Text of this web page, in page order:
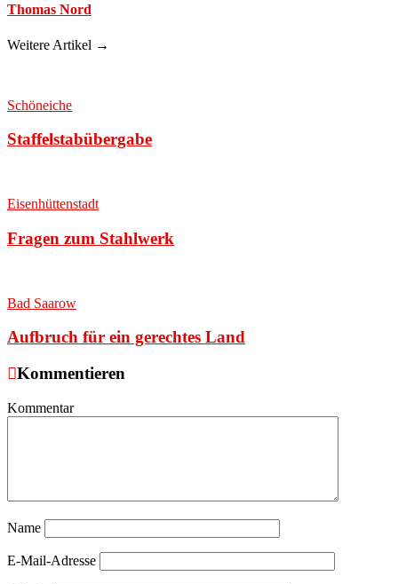
Thomas Nord
Weitere Artikel →
Schöneiche
Staffelstabübergabe
Eisenhüttenstadt
Fragen zum Stahlwerk
Bad Saarow
Aufbruch für ein gerechtes Land
Kommentieren
Kommentar
Name
E-Mail-Adresse